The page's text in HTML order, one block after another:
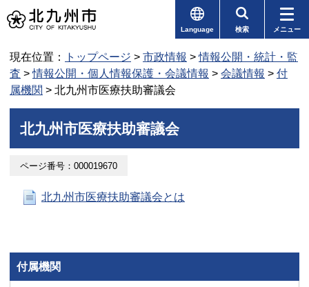
Language 検索 メニュー
現在位置： トップページ > 市政情報 >情報公開・統計・監
査 >情報公開・個人情報保護・会議情報 > 会議情報 > 付
属機関 > 北九州市医療扶助審議会
北九州市医療扶助審議会
ページ番号：000019670
北九州市医療扶助審議会とは
付属機関